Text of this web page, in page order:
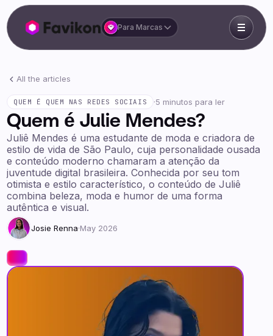
Para Marcas
All the articles
QUEM É QUEM NAS REDES SOCIAIS ·5 minutos para ler
Quem é Julie Mendes?
Juliê Mendes é uma estudante de moda e criadora de
estilo de vida de São Paulo, cuja personalidade ousada
e conteúdo moderno chamaram a atenção da
juventude digital brasileira. Conhecida por seu tom
otimista e estilo característico, o conteúdo de Juliê
combina beleza, moda e humor de uma forma
autêntica e visual.
Josie Renna·May 2026